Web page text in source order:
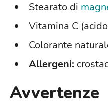
Stearato di
Vitamina C
Colorante
Allergeni:
Avvertenze